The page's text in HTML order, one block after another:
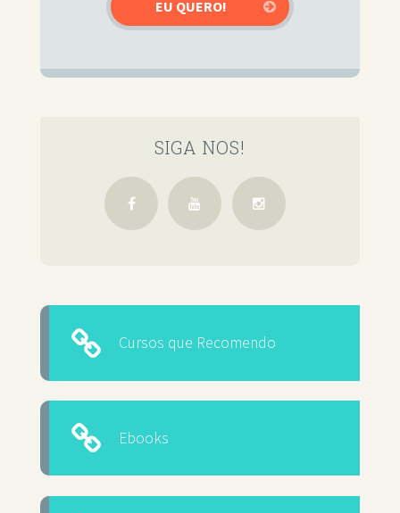
SIGA NOS!
Cursos que Recomendo
Ebooks